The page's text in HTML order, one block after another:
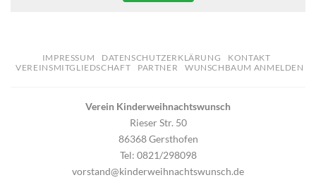
IMPRESSUM DATENSCHUTZERKLÄRUNG
KONTAKT
VEREINSMITGLIEDSCHAFT
PARTNER WUNSCHBAUM ANMELDEN
Verein Kinderweihnachtswunsch
Rieser Str. 50
86368 Gersthofen
Tel: 0821/298098
vorstand@kinderweihnachtswunsch.de